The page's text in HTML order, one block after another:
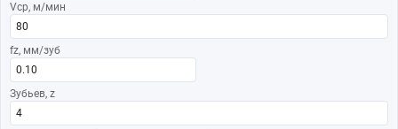
Vср, м/мин
fz, мм/зуб
Зубьев, z